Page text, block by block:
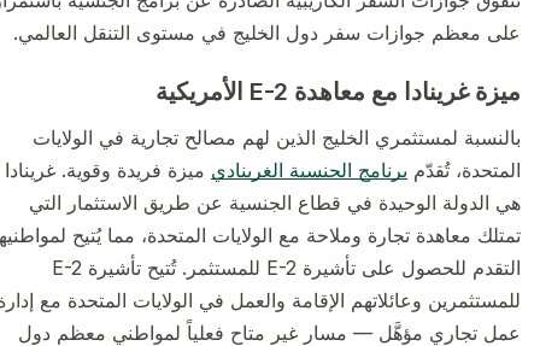
على معظم جوازات سفر دول الخليج في مستوى التنقل العالمي.
ميزة غرينادا مع معاهدة E-2 الأمريكية
بالنسبة لمستثمري الخليج الذين لهم مصالح تجارية في الولايات
المتحدة، تُقدّمبرنامج الجنسية الغريناديميزة فريدة وقوية. غرينادا
هي الدولة الوحيدة في قطاع الجنسية عن طريق الاستثمار التي
تمتلك معاهدة تجارة وملاحة مع الولايات المتحدة، مما يُتيح لمواطنيها
التقدم للحصول على تأشيرة E-2 للمستثمر. تُتيح تأشيرة E-2
للمستثمرين وعائلاتهم الإقامة والعمل في الولايات المتحدة مع إدارة
عمل تجاري مؤهَّل — مسار غير متاح فعلياً لمواطني معظم دول